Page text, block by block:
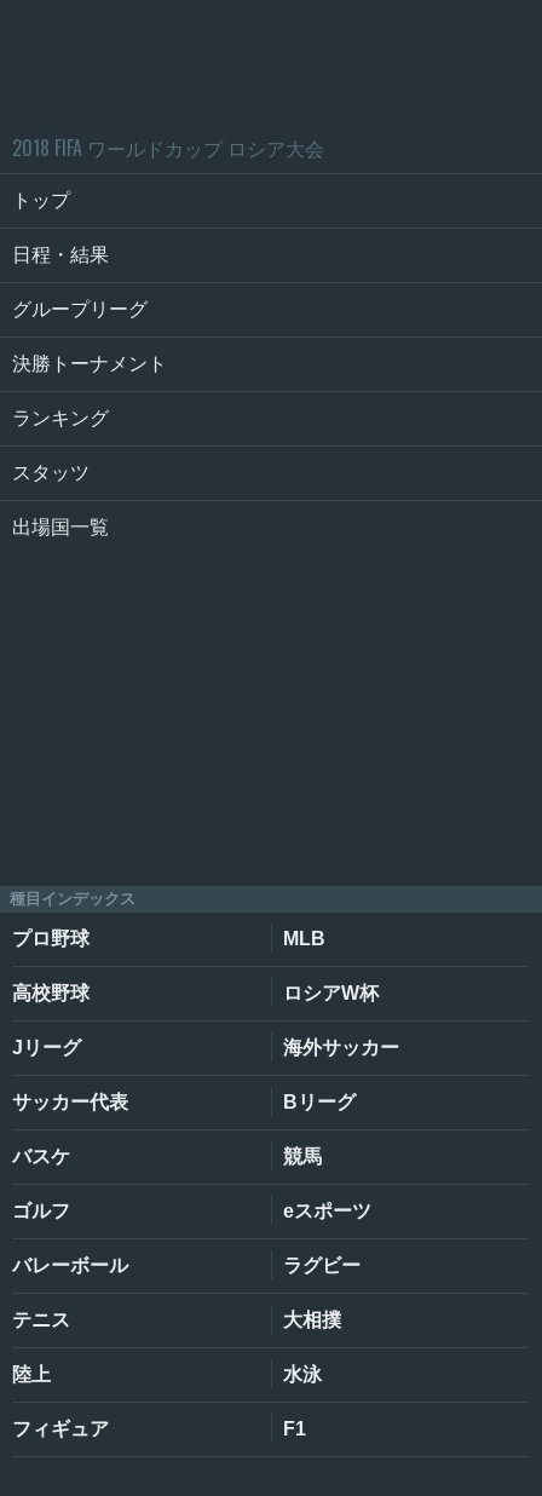
2018 FIFA ワールドカップ ロシア大会
トップ
日程・結果
グループリーグ
決勝トーナメント
ランキング
スタッツ
出場国一覧
種目インデックス
プロ野球 MLB
高校野球 ロシアW杯
Jリーグ 海外サッカー
サッカー代表 Bリーグ
バスケ 競馬
ゴルフ eスポーツ
バレーボール ラグビー
テニス 大相撲
陸上 水泳
フィギュア F1